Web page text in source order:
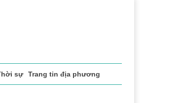
sự Trang tin địa phương